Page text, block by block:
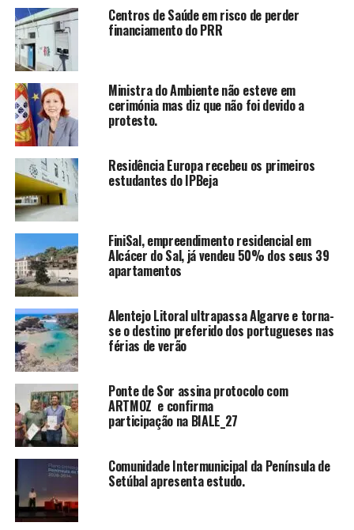
Centros de Saúde em risco de perder
financiamento do PRR
Ministra do Ambiente não esteve em
cerimónia mas diz que não foi devido a
protesto.
Residência Europa recebeu os primeiros
estudantes do IPBeja
FiniSal, empreendimento residencial em
Alcácer do Sal, já vendeu 50% dos seus 39
apartamentos
Alentejo Litoral ultrapassa Algarve e torna-
se o destino preferido dos portugueses nas
férias de verão
Ponte de Sor assina protocolo com
ARTMOZ e confirma
participação na BIALE_27
Comunidade Intermunicipal da Península de
Setúbal apresenta estudo.